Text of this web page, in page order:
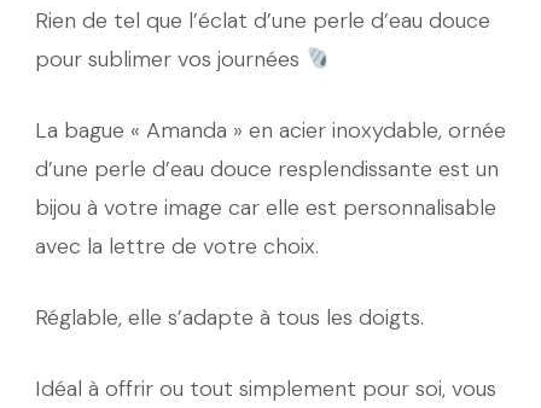
Rien de tel que l’éclat d’une perle d’eau douce
pour sublimer vos journées
La bague « Amanda » en acier inoxydable, ornée
d’une perle d’eau douce resplendissante est un
bijou à votre image car elle est personnalisable
avec la lettre de votre choix.
Réglable, elle s’adapte à tous les doigts.
Idéal à offrir ou tout simplement pour soi, vous